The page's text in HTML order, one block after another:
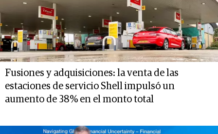
Fusiones y adquisiciones: la venta de las
estaciones de servicio Shell impulsó un
aumento de 38% en el monto total